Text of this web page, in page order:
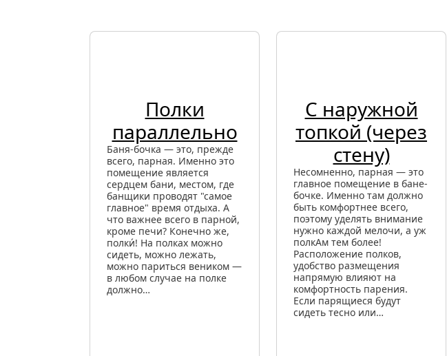
Полки
параллельно
Баня-бочка — это, прежде
всего, парная. Именно это
помещение является
сердцем бани, местом, где
банщики проводят "самое
главное" время отдыха. А
что важнее всего в парной,
кроме печи? Конечно же,
полки́! На полках можно
сидеть, можно лежать,
можно париться веником —
в любом случае на полке
должно…
С наружной
топкой (через
стену)
Несомненно, парная — это
главное помещение в бане-
бочке. Именно там должно
быть комфортнее всего,
поэтому уделять внимание
нужно каждой мелочи, а уж
полкАм тем более!
Расположение полков,
удобство размещения
напрямую влияют на
комфортность парения.
Если парящиеся будут
сидеть тесно или…